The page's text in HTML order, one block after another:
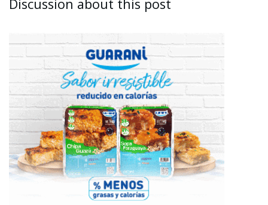
Discussion about this post